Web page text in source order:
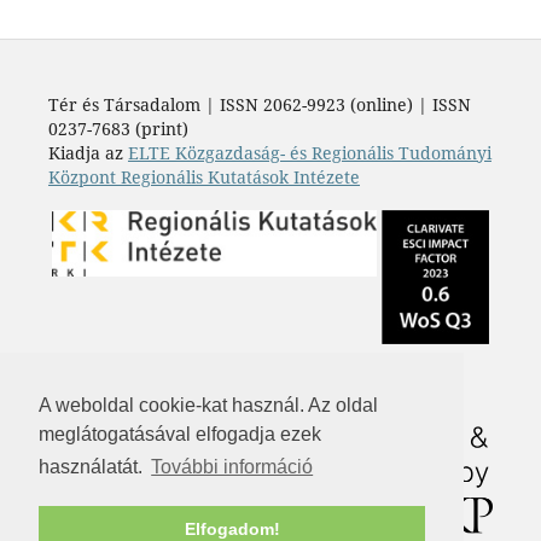
A weboldal cookie-kat használ. Az oldal
meglátogatásával elfogadja ezek
használatát. További információ
Elfogadom!
Tér és Társadalom | ISSN 2062-9923 (online) | ISSN
0237-7683 (print)
Kiadja az ELTE Közgazdaság- és Regionális Tudományi
Központ Regionális Kutatások Intézete